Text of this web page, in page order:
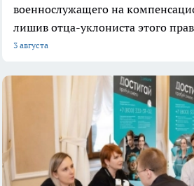
военнослужащего на
лишив отца-уклониста этого
3 августа